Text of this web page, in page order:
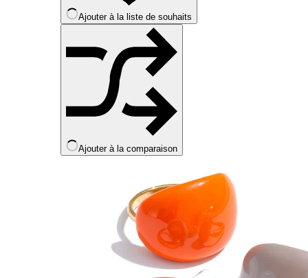
page
du
produit
Ajouter à la liste de souhaits
Ajouter à la comparaison